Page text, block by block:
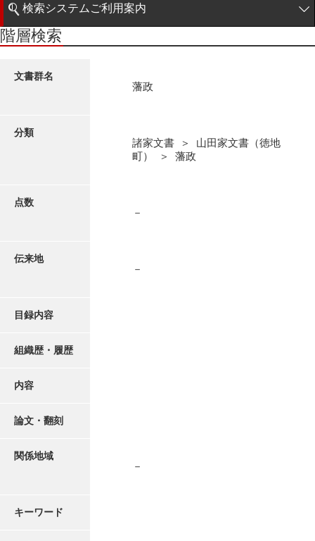
諸家文書
阿武家文書(美祢市２)
階層検索
検索システムご利用案内
検索システムの利用について
更新履歴
階層検索
文書群名
藩政
分類
諸家文書 ＞ 山田家文書（徳地
町） ＞ 藩政
点数
－
伝来地
－
目録内容
組織歴・履歴
内容
論文・翻刻
関係地域
－
キーワード